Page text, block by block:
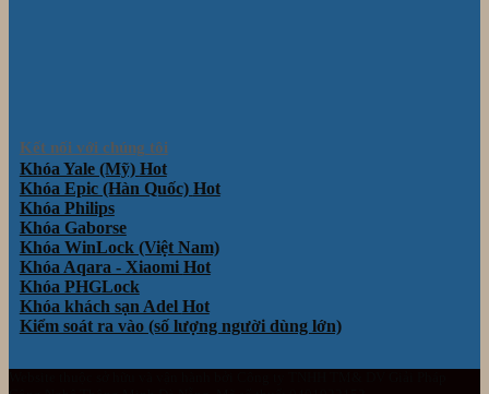
Kết nối với chúng tôi
Khóa Yale (Mỹ)
Khóa Epic (Hàn Quốc)
Khóa Philips
Khóa Gaborse
Khóa WinLock (Việt Nam)
Khóa Aqara - Xiaomi
Khóa PHGLock
Khóa khách sạn Adel
Kiểm soát ra vào (số lượng người dùng lớn)